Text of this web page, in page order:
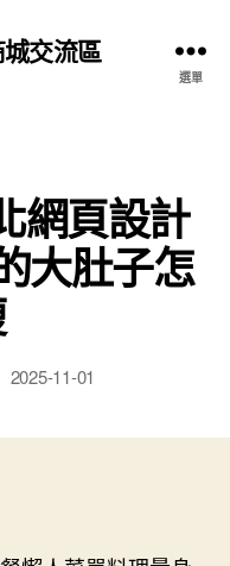
交流區
選單
網頁設計
大肚子怎
2025-11-01